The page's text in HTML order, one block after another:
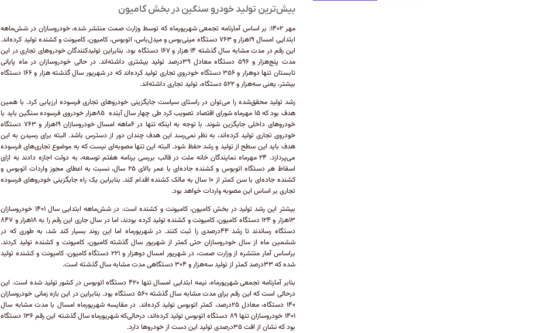
بیش‌ترین تولید خودرو سنگین در بخش کامیون
مهر ۱۴۰۲: بر اساس آمارنامه تجمعی شهریورماه که توسط وزارت صمت منتشر شده، خودروسازان در شش‌ماهه
ابتدایی امسال ۱۹هزار و ۷۶۳ دستگاه مینی‌بوس و میدل‌باس، اتوبوس، کامیون، کامیونت و کشنده تولید کرده‌اند.
این رقم در مدت مشابه سال گذشته ۱۴ هزار و ۱۶۷ دستگاه بود. بنابراین تولیدکنندگان خودروهای تجاری در این
مدت پنج‌هزار و ۵۹۶ دستگاه معادل ۳۹درصد تولید بیشتری داشته‌اند. در حالی خودروسازان در ماه پایانی
تابستان تنها دوهزار و ۳۵۶ دستگاه خودروی تجاری تولید کرده‌اند که در شهریور سال گذشته هزار و ۱۶۶ دستگاه
بیشتر، یعنی سه‌هزار و ۵۲۲ دستگاه، تولید تجاری داشته‌اند.
رشد تولید محقق‌شده را می‌توان در راستای سیاست جایگزینی خودروهای تجاری فرسوده ارزیابی کرد. با همین
هدف بود که ۱۵ مهرماه شورای اقتصاد تصویب کرد طی چهار سال آینده ۸۵هزار خودروی فرسوده سنگین باید با
خودروهای داخلی جایگزین شوند. با توجه به اینکه تنها در ۶ماهه امسال خودروسازان ۱۹هزار و ۷۶۳ دستگاه
خودروی تجاری تولید کرده‌اند، به نظر نمی‌رسد این هدف چندان دور از دسترس باشد. البته برای رسیدن به این
هدف باید این سطح از تولید و رشد حفظ شود. البته این تنها مصوبه‌ای نیست که به موضوع تجاری‌های فرسوده
می‌پردازد. ۲۴ مهرماه نمایندگان خانه ملت در قالب بررسی برنامه هفتم توسعه، ‌به دولت اجازه دادند به ازای
اسقاط هر دستگاه اتوبوس و کشنده جاده‌ای با عمر بالای ۲۵ سال، نسبت به اعطای مجوز واردات اتوبوس و
کشنده جاده‌ای با سن کمتر از ۱۰ سال به مالک کشنده اقدام کند. بنابراین یک راه جایگزینی خودروهای فرسوده
تجاری بر اساس این مصوبه واردات خواهد بود.
بیشتر این رشد تولید در بخش کامیون، کامیونت و کشنده است. در شش‌ماهه ابتدایی سال ۱۴۰۱ خودروسازان
۱۳هزار و ۱۲۴ دستگاه کامیون، کامیونت و کشنده تولید کرده بودند، اما در سال جاری این رقم را به ۱۸هزار و ۸۴۷
دستگاه رساندند تا رشد ۴۴درصدی را ثبت کنند. در شهریور‌ماه اما این روند بسیار کند شد، به طوری که در
ششمین ماه از سال خودروسازان حتی کمتر از شهریور سال گذشته کامیون، کامیونت و کشنده تولید کردند.
براساس آمار منتشره از وزارت صمت، در شهریور امسال دوهزار و ۲۲۱ دستگاه کامیون، کامیونت و کشنده تولید
شده که ۳۳درصد کمتر از تولید سه‌هزار و ۳۰۴ دستگاهی مدت مشابه سال گذشته است.
بنابر آمارنامه تجمعی شهریورماه، نیمه ابتدایی امسال تنها ۴۲۰ دستگاه اتوبوس در کشور تولید شده است. این
درحالی است که این رقم برای مدت مشابه سال گذشته ۵۶۰ دستگاه بود. بنابراین در این بازه زمانی خودروسازان
۱۴۰ دستگاه، معادل ۲۵درصد، کمتر اتوبوس تولید کرده‌اند. در مقایسه شهریورماه امسال با مدت مشابه سال
۱۴۰۱ خودروسازان تنها ۸۹ دستگاه اتوبوس تولید کرده‌اند، در‌حالی‌که شهریورماه سال گذشته این رقم ۱۳۶ دستگاه
بود که نشان از افت ۳۵درصدی تولید این دست از خودروها دارد.